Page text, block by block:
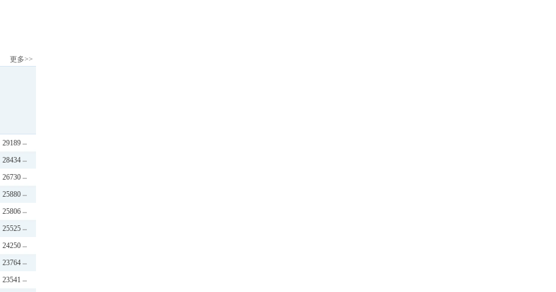
更多>>
29189
28434
26730
25880
25806
25525
24250
23764
23541